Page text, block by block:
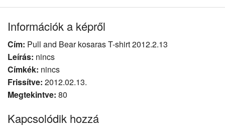
Információk a képről
Cím: Pull and Bear kosaras T-shirt 2012.2.13
Leírás: nincs
Címkék: nincs
Frissítve: 2012.02.13.
Megtekintve: 80
Kapcsolódik hozzá